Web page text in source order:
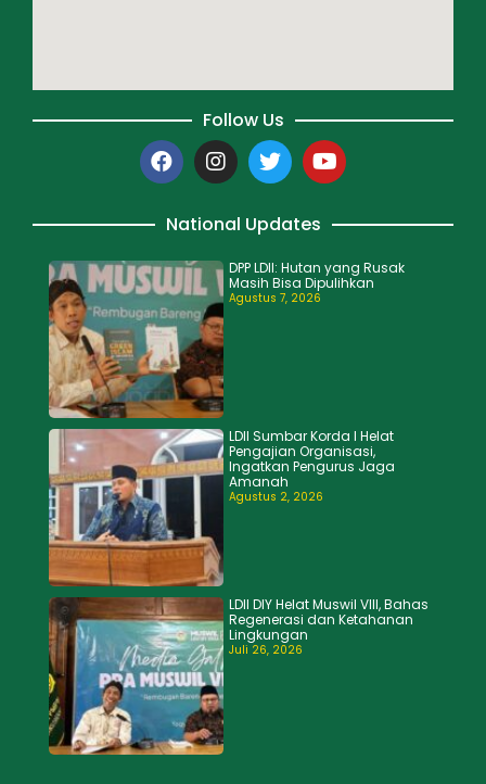
Follow Us
National Updates
DPP LDII: Hutan yang Rusak
Masih Bisa Dipulihkan
Agustus 7, 2026
LDII Sumbar Korda I Helat
Pengajian Organisasi,
Ingatkan Pengurus Jaga
Amanah
Agustus 2, 2026
LDII DIY Helat Muswil VIII, Bahas
Regenerasi dan Ketahanan
Lingkungan
Juli 26, 2026